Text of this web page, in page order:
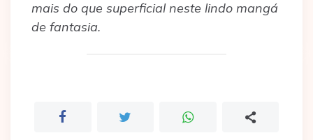
mais do que superficial neste lindo mangá
de fantasia.